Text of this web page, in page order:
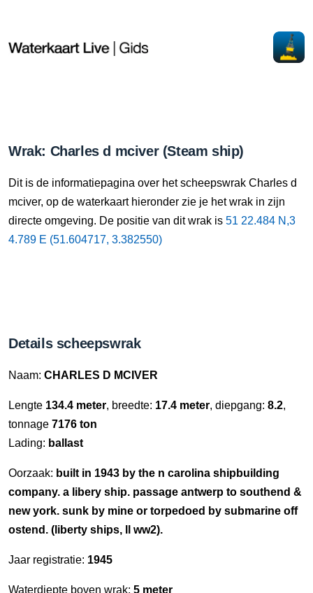
Wrak: Charles d mciver (Steam ship)
Dit is de informatiepagina over het scheepswrak Charles d
mciver, op de waterkaart hieronder zie je het wrak in zijn
directe omgeving. De positie van dit wrak is 51 22.484 N,3
4.789 E (51.604717, 3.382550)
Details scheepswrak
Naam: CHARLES D MCIVER
Lengte 134.4 meter, breedte: 17.4 meter, diepgang: 8.2,
tonnage 7176 ton
Lading: ballast
Oorzaak: built in 1943 by the n carolina shipbuilding
company. a libery ship. passage antwerp to southend &
new york. sunk by mine or torpedoed by submarine off
ostend. (liberty ships, ll ww2).
Jaar registratie: 1945
Waterdiepte boven wrak: 5 meter